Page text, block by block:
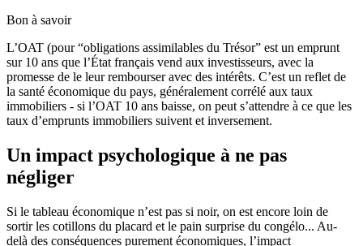
Bon à savoir
L’OAT (pour “obligations assimilables du Trésor” est un emprunt
sur 10 ans que l’État français vend aux investisseurs, avec la
promesse de le leur rembourser avec des intérêts. C’est un reflet de
la santé économique du pays, généralement corrélé aux taux
immobiliers - si l’OAT 10 ans baisse, on peut s’attendre à ce que les
taux d’emprunts immobiliers suivent et inversement.
Un impact psychologique à ne pas
négliger
Si le tableau économique n’est pas si noir, on est encore loin de
sortir les cotillons du placard et le pain surprise du congélo... Au-
delà des conséquences purement économiques, l’impact